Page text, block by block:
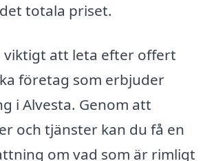
totala priset.
viktigt att leta efter offert
företag som erbjuder
i Alvesta. Genom att
och tjänster kan du få en
om vad som är rimligt